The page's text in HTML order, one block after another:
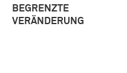
BEGRENZTE
VERÄNDERUNG